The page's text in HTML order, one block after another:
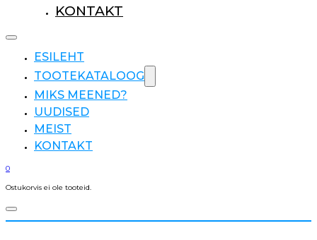
KONTAKT
ESILEHT
TOOTEKATALOOG
MIKS MEENED?
UUDISED
MEIST
KONTAKT
0
Ostukorvis ei ole tooteid.